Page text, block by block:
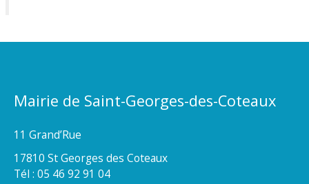
Mairie de Saint-Georges-des-Coteaux
11 Grand’Rue
17810 St Georges des Coteaux
Tél : 05 46 92 91 04